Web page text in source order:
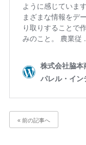
« 前の記事へ